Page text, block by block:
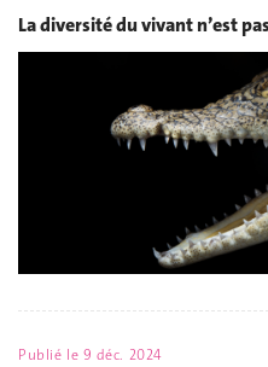
La diversité du vivant n’est
Publié le 9 déc. 2024